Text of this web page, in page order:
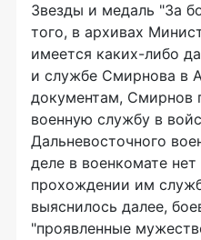
Звезды и медаль "За
того, в архивах
имеется каких-либо
и службе Смирнова в
документам, Смирнов
военную службу в
Дальневосточного
деле в военкомате
прохождении им
выяснилось далее,
"проявленные